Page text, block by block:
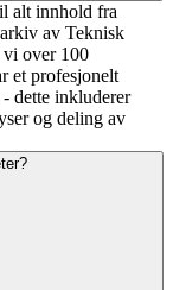
alt innhold fra
av Teknisk
over 100
et profesjonelt
dette inkluderer
og deling av